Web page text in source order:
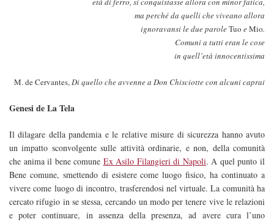
ma perché da quelli che viveano allora
ignoravansi le due paroleTuo eMio.
Comuni a tutti eran le cose
in quell’età innocentissima
M. de Cervantes,Di quello che avvenne a Don Chisciotte con alcuni caprai
Genesi de La Tela
Il dilagare della pandemia e le relative misure di sicurezza hanno avuto
un impatto sconvolgente sulle attività ordinarie, e non, della comunità
che anima il bene comune Ex Asilo Filangieri di Napoli. A quel punto il
Bene comune, smettendo di esistere come luogo fisico, ha continuato a
vivere come luogo di incontro, trasferendosi nel virtuale. La comunità ha
cercato rifugio in se stessa, cercando un modo per tenere vive le relazioni
e poter continuare, in assenza della presenza, ad avere cura l’uno